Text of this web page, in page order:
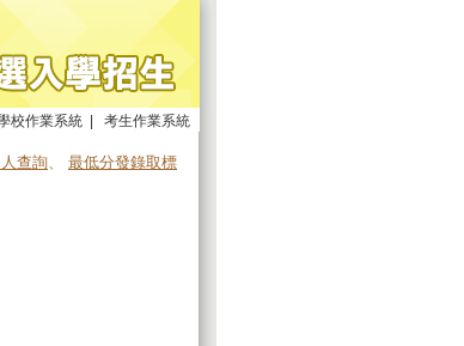
校作業系統 考生作業系統
查詢、 最低分發錄取標